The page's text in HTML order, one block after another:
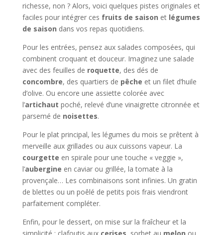
richesse, non ? Alors, voici quelques pistes originales et
faciles pour intégrer ces fruits de saison et légumes
de saison dans vos repas quotidiens.
Pour les entrées, pensez aux salades composées, qui
combinent croquant et douceur. Imaginez une salade
avec des feuilles de roquette, des dés de
concombre, des quartiers de pêche et un filet d’huile
d’olive. Ou encore une assiette colorée avec
l’artichaut poché, relevé d’une vinaigrette citronnée et
parsemé de noisettes.
Pour le plat principal, les légumes du mois se prêtent à
merveille aux grillades ou aux cuissons vapeur. La
courgette en spirale pour une touche « veggie »,
l’aubergine en caviar ou grillée, la tomate à la
provençale… Les combinaisons sont infinies. Un gratin
de blettes ou un poêlé de petits pois frais viendront
parfaitement compléter.
Enfin, pour le dessert, on mise sur la fraîcheur et la